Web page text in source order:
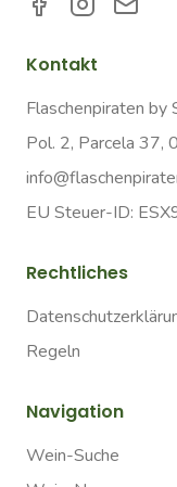
Kontakt
Flaschenpiraten by
Pol. 2, Parcela 37,
EU Steuer-ID:
Rechtliches
Regeln
Navigation
Wein-Suche